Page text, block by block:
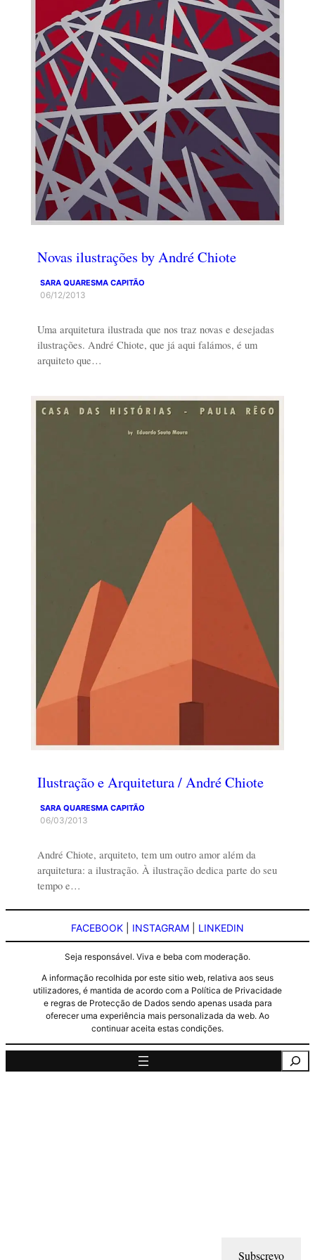
Novas ilustrações by André Chiote
SARA QUARESMA CAPITÃO
06/12/2013
Uma arquitetura ilustrada que nos traz novas e desejadas
ilustrações. André Chiote, que já aqui falámos, é um
arquiteto que…
Ilustração e Arquitetura / André Chiote
SARA QUARESMA CAPITÃO
06/03/2013
André Chiote, arquiteto, tem um outro amor além da
arquitetura: a ilustração. À ilustração dedica parte do seu
tempo e…
FACEBOOK INSTAGRAM LINKEDIN
Seja responsável. Viva e beba com moderação.
A informação recolhida por este sitio web, relativa aos seus
utilizadores, é mantida de acordo com a Política de Privacidade
e regras de Protecção de Dados sendo apenas usada para
oferecer uma experiência mais personalizada da web. Ao
continuar aceita estas condições.
Subscrevo